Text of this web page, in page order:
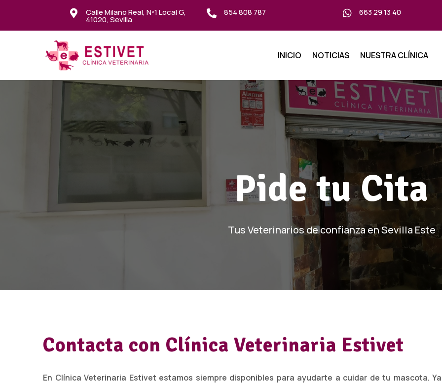
 Calle Milano Real, Nº1 Local G,
41020, Sevilla
 854 808 787  663 29 13 40
INICIO NOTICIAS NUESTRA CLÍNICA
Pide tu Cita
Tus Veterinarios de confianza en Sevilla Este
Contacta con Clínica Veterinaria Estivet
En Clínica Veterinaria Estivet estamos siempre disponibles para ayudarte a cuidar de tu mascota.